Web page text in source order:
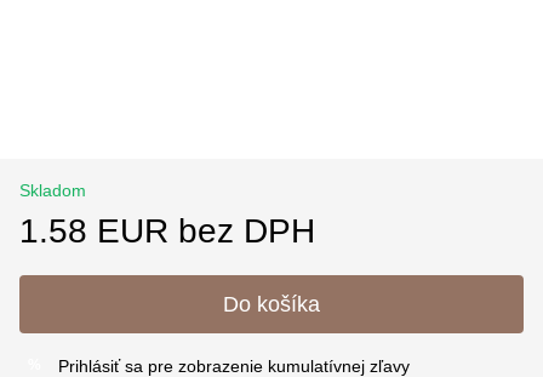
Skladom
1.58 EUR bez DPH
Do košíka
Prihlásiť sa pre zobrazenie kumulatívnej zľavy